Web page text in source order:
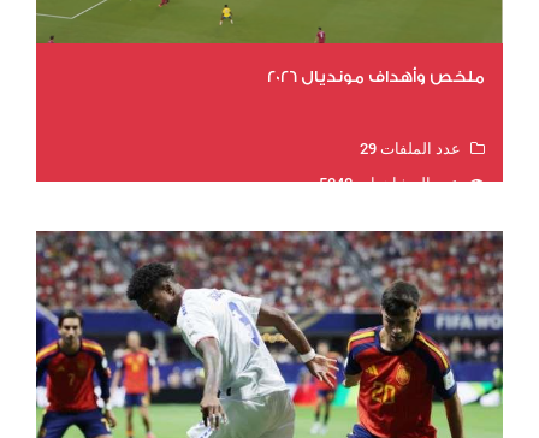
ملخص وأهداف مونديال 2026
عدد الملفات 29
عدد المشاهدات 5040